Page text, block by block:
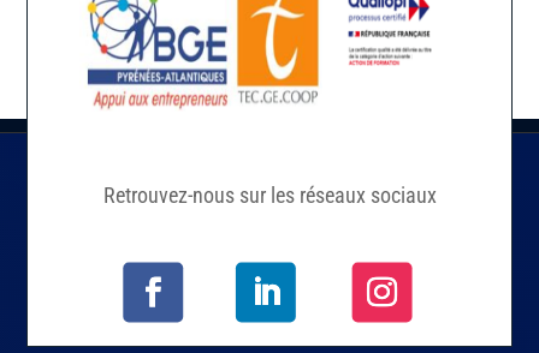
Retrouvez-nous sur les réseaux sociaux